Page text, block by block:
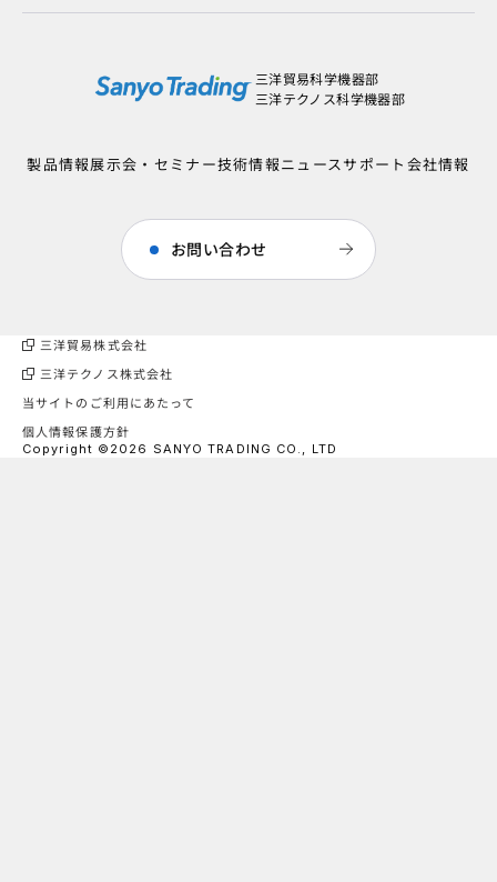
三洋貿易科学機器部
三洋テクノス科学機器部
製品情報展示会・セミナー技術情報ニュース サポート 会社情報
お問い合わせ
三洋貿易株式会社
三洋テクノス株式会社
当サイトのご利用にあたって
個人情報保護方針
Copyright ©2026 SANYO TRADING CO., LTD